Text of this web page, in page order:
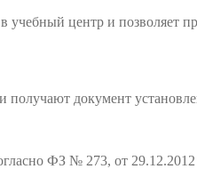
учебный центр и
получают документ
ФЗ № 273, от 29.12.2012